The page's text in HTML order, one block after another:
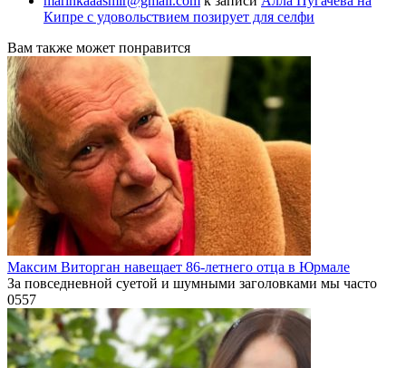
Кипре с удовольствием позирует для селфи
Вам также может понравится
Максим Виторган навещает 86-летнего отца в Юрмале
За повседневной суетой и шумными заголовками мы часто
0557